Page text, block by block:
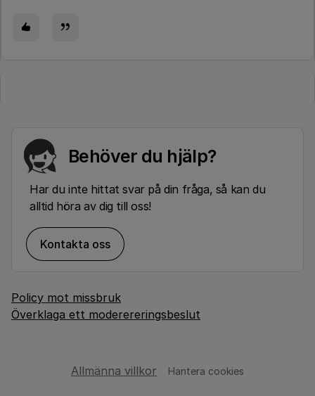
Behöver du hjälp?
Har du inte hittat svar på din fråga, så kan du
alltid höra av dig till oss!
Kontakta oss
Policy mot missbruk
Överklaga ett moderereringsbeslut
Allmänna villkor Hantera cookies